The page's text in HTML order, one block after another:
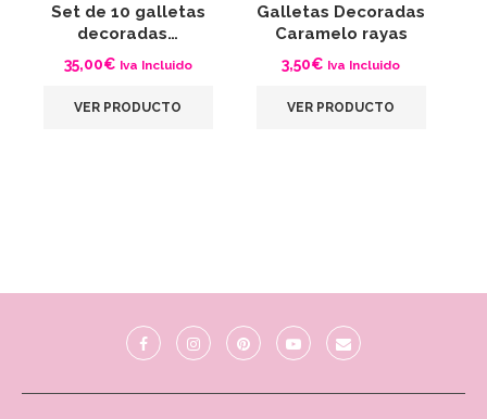
Set de 10 galletas
decoradas…
35,00€ Iva Incluido
VER PRODUCTO
Galletas Decoradas
Caramelo rayas
3,50€ Iva Incluido
VER PRODUCTO